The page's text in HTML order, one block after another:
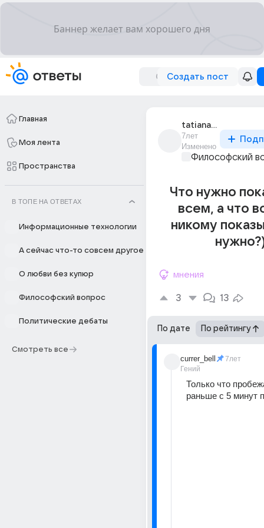
Создать пост
Главная
Моя лента
Пространства
В ТОПЕ НА ОТВЕТАХ
Информационные технологии
А сейчас что-то совсем другое
О любви без купюр
Философский вопрос
Политические дебаты
Смотреть все
tatiana_77855
7лет
Изменено
Философский
Что нужно
всем, а что
никому
мнения
3 13
По дате По рейтингу
currer_bell
Гений
7лет
Только что
раньше с 5 минут